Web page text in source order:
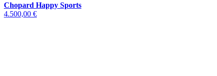
Chopard Happy Sports
4.500,00 €